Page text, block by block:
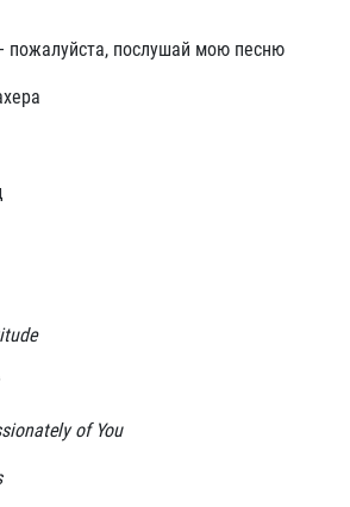
пожалуйста, послушай мою песню
of You